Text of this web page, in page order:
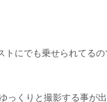
トにでも乗せられてる
っくりと撮影する事が